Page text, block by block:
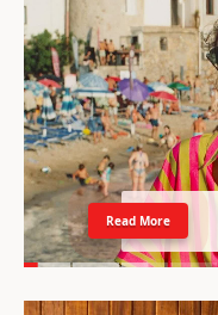
Read More